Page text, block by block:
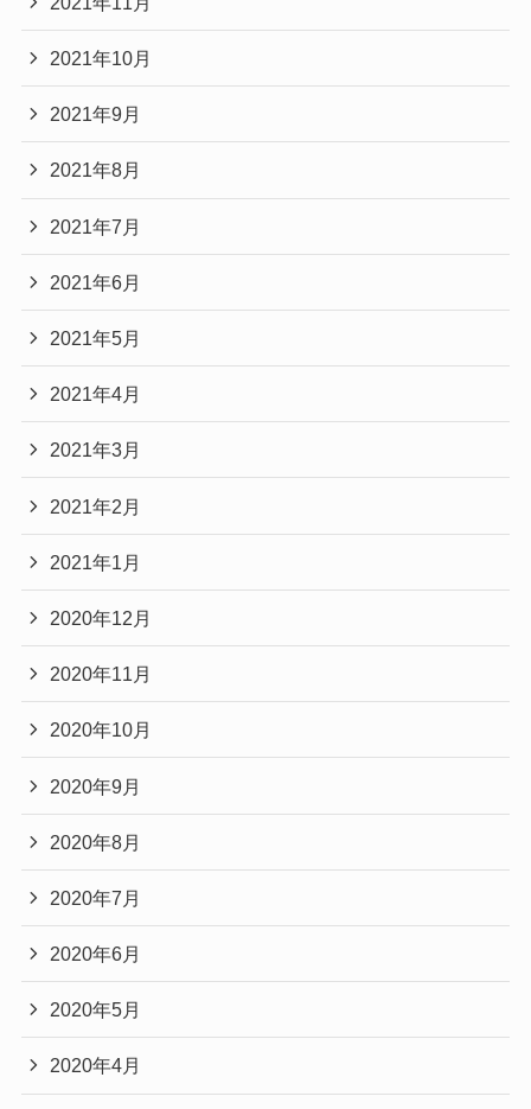
2021年10月
2021年9月
2021年8月
2021年7月
2021年6月
2021年5月
2021年4月
2021年3月
2021年2月
2021年1月
2020年12月
2020年11月
2020年10月
2020年9月
2020年8月
2020年7月
2020年6月
2020年5月
2020年4月